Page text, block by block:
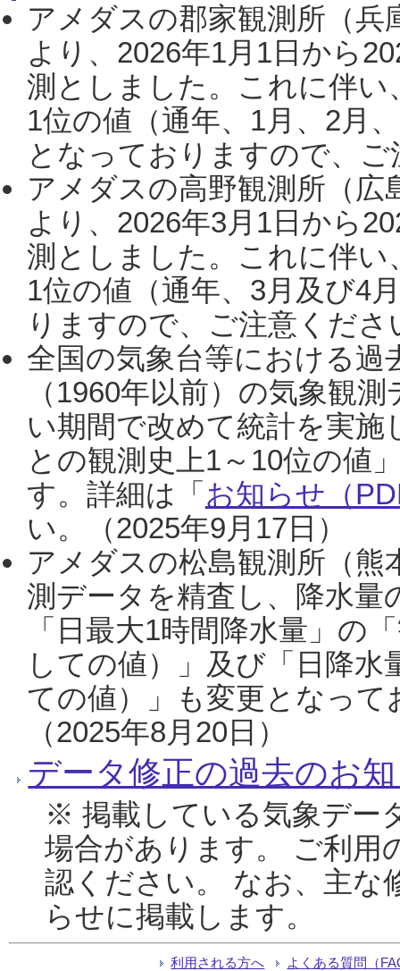
アメダスの郡家観測所（
より、2026年1月1日から
測としました。これに伴い
1位の値（通年、1月、2月
となっておりますので、
アメダスの高野観測所（
より、2026年3月1日から
測としました。これに伴い
1位の値（通年、3月及び4
りますので、ご注意くだ
全国の気象台等における過
（1960年以前）の気象観
い期間で改めて統計を実
との観測史上1～10位の値
す。詳細は「 お知らせ（
い。（2025年9月17日）
アメダスの松島観測所（熊
測データを精査し、降水
「日最大1時間降水量」の
しての値）」及び「日降
ての値）」も変更となっ
（2025年8月20日）
データ修正の過去のお
※ 掲載している気象デー
場合があります。 ご利用
認ください。 なお、主な
らせに掲載します。
利用される方へ よくある質問（